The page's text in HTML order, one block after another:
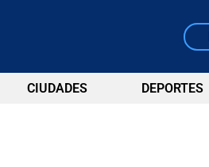
CIUDADES DEPORTES